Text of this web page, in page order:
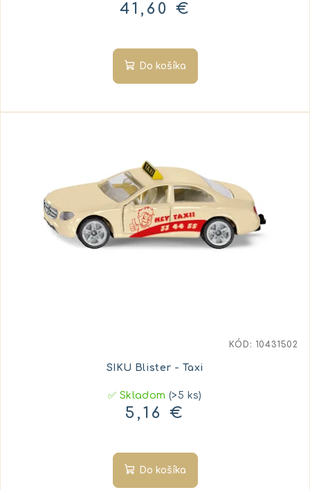
41,60 €
Do košíka
SIKU Blister - Taxi
✅ Skladom(>5 ks)
5,16 €
Do košíka
KÓD: 10431502